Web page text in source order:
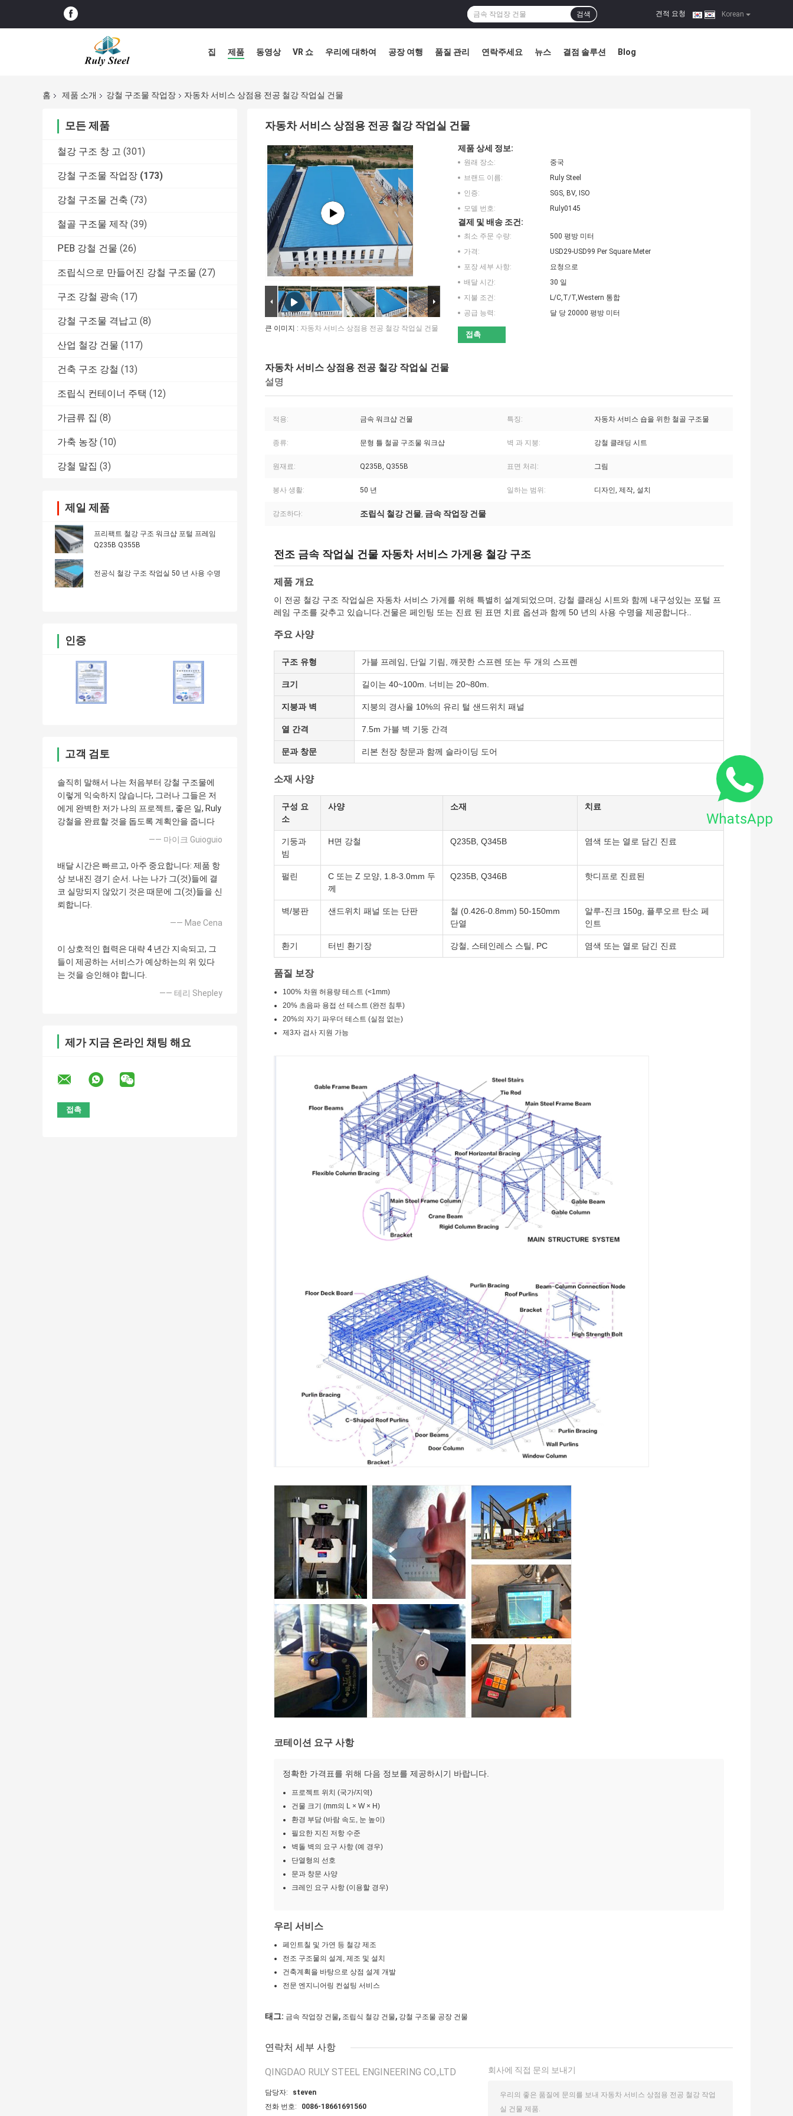
Korean
견적 요청 |
검색
집 제품 동영상 VR 쇼 우리에 대하여 공장 여행 품질 관리 연락주세요 뉴스 결점 솔루션 Blog
홈 제품 소개 강철 구조물 작업장 자동차 서비스 상점용 전공 철강 작업실 건물
모든 제품
철강 구조 창 고 (301)
강철 구조물 작업장 (173)
강철 구조물 건축 (73)
철골 구조물 제작 (39)
PEB 강철 건물 (26)
조립식으로 만들어진 강철 구조물 (27)
구조 강철 광속 (17)
강철 구조물 격납고 (8)
산업 철강 건물 (117)
건축 구조 강철 (13)
조립식 컨테이너 주택 (12)
가금류 집 (8)
가축 농장 (10)
강철 말집 (3)
제일 제품
프리팩트 철강 구조 워크샵 포털 프레임
Q235B Q355B
전공식 철강 구조 작업실 50 년 사용 수명
인증
고객 검토
솔직히 말해서 나는 처음부터 강철 구조물에
이렇게 익숙하지 않습니다, 그러나 그들은 저
에게 완벽한 저가 나의 프로젝트, 좋은 일, Ruly
강철을 완료할 것을 돕도록 계획안을 줍니다
—— 마이크 Guioguio
배달 시간은 빠르고, 아주 중요합니다: 제품 항
상 보내진 경기 순서. 나는 나가 그(것)들에 결
코 실망되지 않았기 것은 때문에 그(것)들을 신
뢰합니다.
—— Mae Cena
이 상호적인 협력은 대략 4 년간 지속되고, 그
들이 제공하는 서비스가 예상하는의 위 있다
는 것을 승인해야 합니다.
—— 테리 Shepley
제가 지금 온라인 채팅 해요
자동차 서비스 상점용 전공 철강 작업실 건물
큰 이미지 : 자동차 서비스 상점용 전공 철강 작업실 건물
제품 상세 정보:
원래 장소:
중국
브랜드 이름:
Ruly Steel
인증:
SGS, BV, ISO
모델 번호:
Ruly0145
결제 및 배송 조건:
최소 주문 수량:
500 평방 미터
가격:
USD29-USD99 Per Square Meter
포장 세부 사항:
요청으로
배달 시간:
30 일
지불 조건:
L/C,T/T,Western 통합
공급 능력:
달 당 20000 평방 미터
접촉
자동차 서비스 상점용 전공 철강 작업실 건물
설명
적용: 금속 워크샵 건물 특징: 자동차 서비스 숍을 위한 철골 구조물
종류: 문형 틀 철골 구조물 워크샵 벽 과 지붕: 강철 클래딩 시트
원재료: Q235B, Q355B 표면 처리: 그림
봉사 생활: 50 년 일하는 범위: 디자인, 제작, 설치
강조하다: 조립식 철강 건물, 금속 작업장 건물
전조 금속 작업실 건물 자동차 서비스 가게용 철강 구조
제품 개요
이 전공 철강 구조 작업실은 자동차 서비스 가게를 위해 특별히 설계되었으며, 강철 클래싱 시트와 함께 내구성있는 포털 프
레임 구조를 갖추고 있습니다.건물은 페인팅 또는 진료 된 표면 치료 옵션과 함께 50 년의 사용 수명을 제공합니다..
주요 사양
구조 유형 가블 프레임, 단일 기림, 깨끗한 스프렌 또는 두 개의 스프렌
크기 길이는 40~100m. 너비는 20~80m.
지붕과 벽 지붕의 경사율 10%의 유리 털 샌드위치 패널
열 간격 7.5m 가블 벽 기둥 간격
문과 창문 리본 천장 창문과 함께 슬라이딩 도어
소재 사양
구성 요
소
사양 소재 치료
기둥과
빔
H면 강철 Q235B, Q345B 염색 또는 열로 담긴 진료
펄린
C 또는 Z 모양, 1.8-3.0mm 두
께
Q235B, Q346B 핫디프로 진료된
벽/붕판 샌드위치 패널 또는 단판
철 (0.426-0.8mm) 50-150mm
단열
알루-진크 150g, 플루오르 탄소 페
인트
환기 터빈 환기장 강철, 스테인레스 스틸, PC 염색 또는 열로 담긴 진료
품질 보장
100% 차원 허용량 테스트 (<1mm)
20% 초음파 용접 선 테스트 (완전 침투)
20%의 자기 파우더 테스트 (실점 없는)
제3자 검사 지원 가능
코테이션 요구 사항
정확한 가격표를 위해 다음 정보를 제공하시기 바랍니다.
프로젝트 위치 (국가/지역)
건물 크기 (mm의 L × W × H)
환경 부담 (바람 속도, 눈 높이)
필요한 지진 저항 수준
벽돌 벽의 요구 사항 (예 경우)
단열형의 선호
문과 창문 사양
크레인 요구 사항 (이용할 경우)
우리 서비스
페인트칠 및 가연 등 철강 제조
전조 구조물의 설계, 제조 및 설치
건축계획을 바탕으로 상점 설계 개발
전문 엔지니어링 컨설팅 서비스
태그: 금속 작업장 건물, 조립식 철강 건물, 강철 구조물 공장 건물
연락처 세부 사항
QINGDAO RULY STEEL ENGINEERING CO.,LTD
담당자:
steven
전화 번호:
0086-18661691560
회사에 직접 문의 보내기
WhatsApp